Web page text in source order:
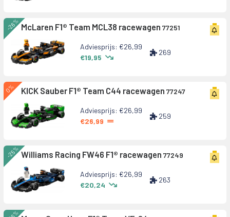
-26% McLaren F1® Team MCL38 racewagen 77251
Adviesprijs: €26,99
€19,95
269
0% KICK Sauber F1® Team C44 racewagen 77247
Adviesprijs: €26,99
€26,99
259
-25%Williams Racing FW46 F1® racewagen 77249
Adviesprijs: €26,99
€20,24
263